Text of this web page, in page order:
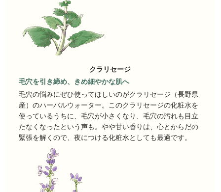
クラリセージ
毛穴を引き締め、きめ細やかな肌へ
毛穴の悩みにぜひ使ってほしいのがクラリセージ（長野県
産）のハーバルウォーター。このクラリセージの化粧水を
使っているうちに、毛穴が小さくなり、毛穴の汚れも目立
たなくなったという声も。やや甘い香りは、心とからだの
緊張を解くので、夜につける化粧水としても最適です。